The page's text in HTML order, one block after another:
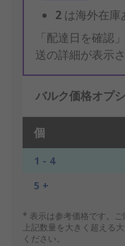
2 は海外在庫
「配達日を確認
送の詳細が表示さ
バルク価格オプ
個
1 - 4
5 +
* 表示は参考価格です。ご
上記数量を大きく超える
ください。